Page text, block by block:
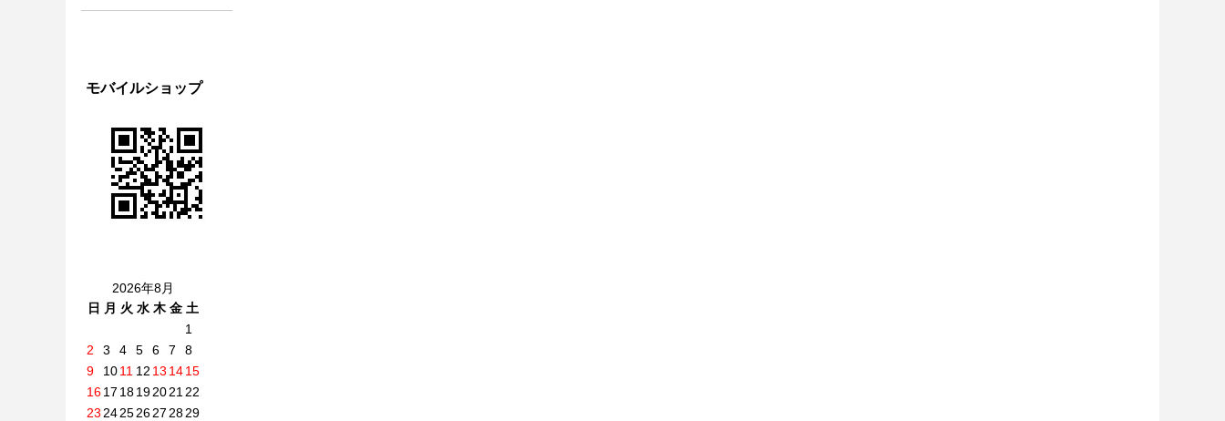
モバイルショップ
2026年8月
日
月 火 水 木 金 土
1
2
3 4 5 6 7
8
9
1011 12 13 1415
1617 18192021 22
23 24252627 2829